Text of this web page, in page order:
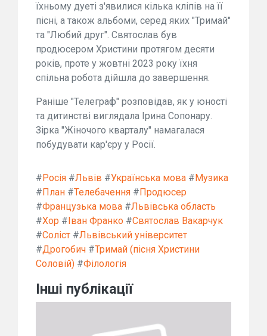
їхньому дуеті з'явилися кілька кліпів на її
пісні, а також альбоми, серед яких "Тримай"
та "Любий друг". Святослав був
продюсером Христини протягом десяти
років, проте у жовтні 2023 року їхня
спільна робота дійшла до завершення.
Раніше "Телеграф" розповідав, як у юності
та дитинстві виглядала Ірина Сопонару.
Зірка "Жіночого кварталу" намагалася
побудувати кар'єру у Росії.
# Росія #Львів #Українська мова # Музика
# План #Телебачення # Продюсер
#Французька мова #Львівська область
#Хор # Іван Франко #Святослав Вакарчук
#Соліст #Львівський університет
#Дрогобич #Тримай (пісня Христини
Соловій) #Філологія
Інші публікації